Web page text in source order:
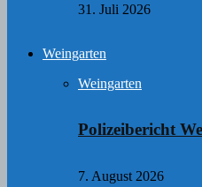
31. Juli 2026
Weingarten
Weingarten
Polizeibericht
7. August 2026